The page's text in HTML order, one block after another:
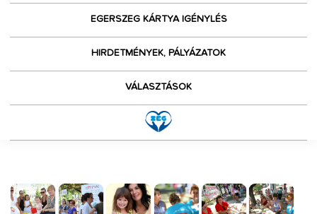
EGERSZEG KÁRTYA IGÉNYLÉS
HIRDETMÉNYEK, PÁLYÁZATOK
VÁLASZTÁSOK